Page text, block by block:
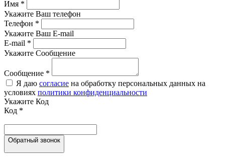
Имя *
Укажите Ваш телефон
Телефон *
Укажите Ваш E-mail
E-mail *
Укажите Сообщение
Сообщение *
Я даю согласие на обработку персональных данных на
условиях политики конфиденциальности
Укажите Код
Код *
Обратный звонок